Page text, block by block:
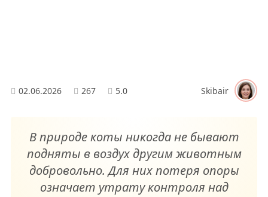
02.06.2026 267 5.0 Skibair
В природе коты никогда не бывают
подняты в воздух другим животным
добровольно. Для них потеря опоры
означает утрату контроля над